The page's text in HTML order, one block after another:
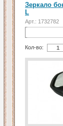
Зеркало
L
Арт.: 1732782
Кол-во: